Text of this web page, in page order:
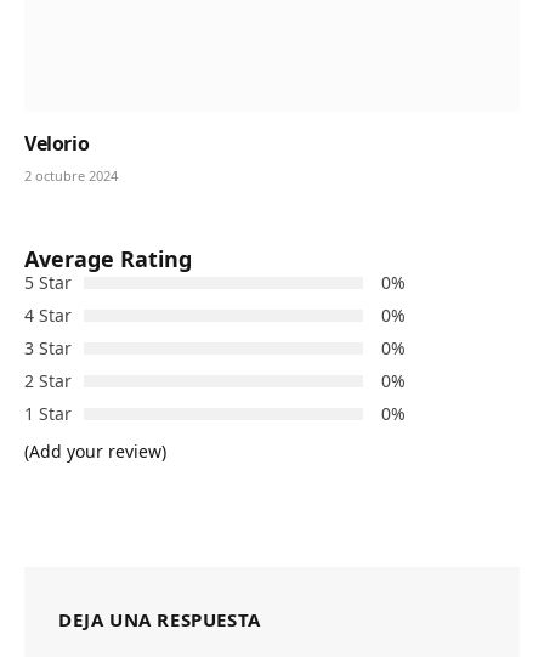
Velorio
2 octubre 2024
Average Rating
5 Star
0%
4 Star
0%
3 Star
0%
2 Star
0%
1 Star
0%
(Add your review)
DEJA UNA RESPUESTA